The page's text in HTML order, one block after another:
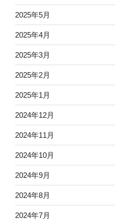
2025年5月
2025年4月
2025年3月
2025年2月
2025年1月
2024年12月
2024年11月
2024年10月
2024年9月
2024年8月
2024年7月